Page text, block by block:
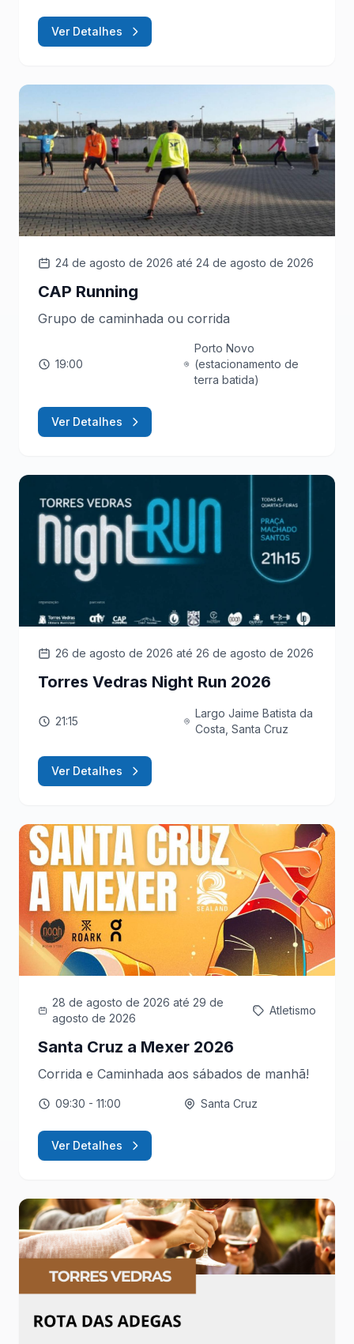
Ver Detalhes
24 de agosto de 2026 até 24 de agosto de 2026
CAP Running
Grupo de caminhada ou corrida
19:00
Porto Novo
(estacionamento de
terra batida)
Ver Detalhes
26 de agosto de 2026 até 26 de agosto de 2026
Torres Vedras Night Run 2026
21:15
Largo Jaime Batista da
Costa, Santa Cruz
Ver Detalhes
28 de agosto de 2026 até 29 de
agosto de 2026
Atletismo
Santa Cruz a Mexer 2026
Corrida e Caminhada aos sábados de manhã!
09:30 - 11:00 Santa Cruz
Ver Detalhes